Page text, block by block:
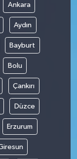
Ankara
Aydın
Bayburt
Bolu
Çankırı
Düzce
Erzurum